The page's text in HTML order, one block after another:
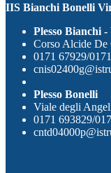
IIS Bianchi Bonelli
Plesso Bianchi
Corso Alcide De
0171 67929/
Plesso Bonelli
Viale degli
0171 693829/